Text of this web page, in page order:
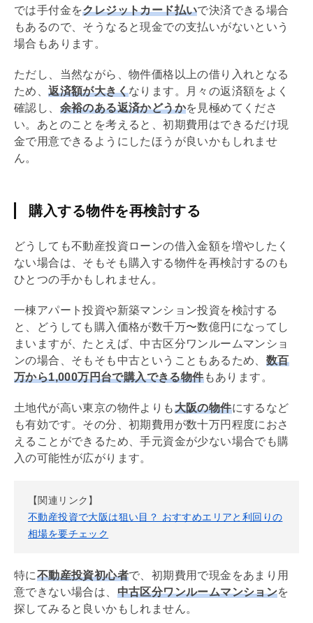
では手付金をクレジットカード払いで決済できる場合
もあるので、そうなると現金での支払いがないという
場合もあります。
ただし、当然ながら、物件価格以上の借り入れとなる
ため、返済額が大きくなります。月々の返済額をよく
確認し、 余裕のある返済かどうかを見極めてくださ
い。あとのことを考えると、初期費用はできるだけ現
金で用意できるようにしたほうが良いかもしれませ
ん。
購入する物件を再検討する
どうしても不動産投資ローンの借入金額を増やしたく
ない場合は、そもそも購入する物件を再検討するのも
ひとつの手かもしれません。
一棟アパート投資や新築マンション投資を検討する
と、どうしても購入価格が数千万〜数億円になってし
まいますが、たとえば、中古区分ワンルームマンショ
ンの場合、そもそも中古ということもあるため、 数百
万から1,000万円台で購入できる物件もあります。
土地代が高い東京の物件よりも大阪の物件にするなど
も有効です。その分、初期費用が数十万円程度におさ
えることができるため、手元資金が少ない場合でも購
入の可能性が広がります。
【関連リンク】
不動産投資で大阪は狙い目？ おすすめエリアと利回りの
相場を要チェック
特に不動産投資初心者で、初期費用で現金をあまり用
意できない場合は、 中古区分ワンルームマンションを
探してみると良いかもしれません。